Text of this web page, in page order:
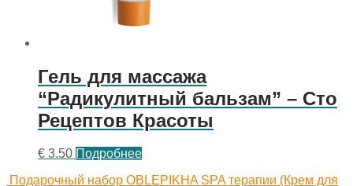
Гель для массажа
“Радикулитный бальзам” – Сто
Рецептов Красоты
€ 3.50 Подробнее
Подарочный набор OBLEPIKHA SPA терапии (Крем для